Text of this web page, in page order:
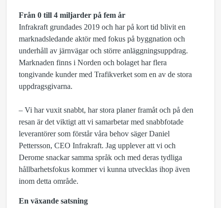
Från 0 till 4 miljarder på fem år
Infrakraft grundades 2019 och har på kort tid blivit en
marknadsledande aktör med fokus på byggnation och
underhåll av järnvägar och större anläggningsuppdrag.
Marknaden finns i Norden och bolaget har flera
tongivande kunder med Trafikverket som en av de stora
uppdragsgivarna.
– Vi har vuxit snabbt, har stora planer framåt och på den
resan är det viktigt att vi samarbetar med snabbfotade
leverantörer som förstår våra behov säger Daniel
Pettersson, CEO Infrakraft. Jag upplever att vi och
Derome snackar samma språk och med deras tydliga
hållbarhetsfokus kommer vi kunna utvecklas ihop även
inom detta område.
En växande satsning